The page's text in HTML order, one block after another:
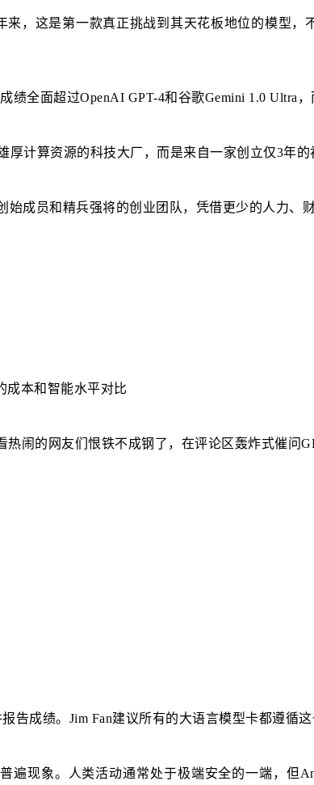
来，这是第一款真正挑战到其天花板地位的模型
绩全面超过OpenAI GPT-4和谷歌Gemini 1.0 Ultra
计算资源的科技大厂，而是来自一家创立仅3年的
成员和精兵强将的创业团队，凭借更少的人力、
成本和智能水平对比
闹的网友们恨铁不成钢了，在评论区轰炸式催问
告成绩。Jim Fan建议所有的大语言模型卡都遵循
遍现象。人类活动通常处于极端安全的一端，但